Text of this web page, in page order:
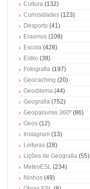
Cultura (132)
Curiosidades (123)
Desporto (41)
Erasmus (109)
Escola (428)
Estilo (38)
Fotografia (197)
Geocaching (20)
Geodilema (44)
Geografia (752)
Geopalavras 360º (86)
Geos (12)
Instagram (13)
Leituras (28)
Lições de Geografia (55)
MeteoESL (234)
Ninhos (49)